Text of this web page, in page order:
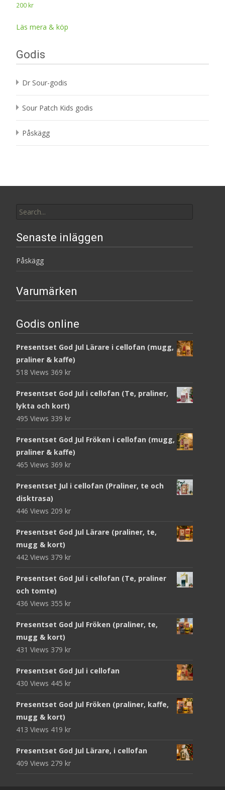
200 kr
Läs mera & köp
Godis
Dr Sour-godis
Sour Patch Kids godis
Påskägg
for:
Senaste inläggen
Påskägg
Varumärken
Godis online
Presentset God Jul Lärare i cellofan (mugg,
praliner & kaffe)
518 Views 369 kr
Presentset God Jul i cellofan (Te, praliner,
lykta och kort)
495 Views 339 kr
Presentset God Jul Fröken i cellofan (mugg,
praliner & kaffe)
465 Views 369 kr
Presentset Jul i cellofan (Praliner, te och
disktrasa)
446 Views 209 kr
Presentset God Jul Lärare (praliner, te,
mugg & kort)
442 Views 379 kr
Presentset God Jul i cellofan (Te, praliner
och tomte)
436 Views 355 kr
Presentset God Jul Fröken (praliner, te,
mugg & kort)
431 Views 379 kr
Presentset God Jul i cellofan
430 Views 445 kr
Presentset God Jul Fröken (praliner, kaffe,
mugg & kort)
413 Views 419 kr
Presentset God Jul Lärare, i cellofan
409 Views 279 kr